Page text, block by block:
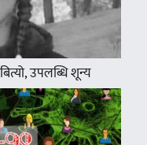
उपलब्धि शून्य